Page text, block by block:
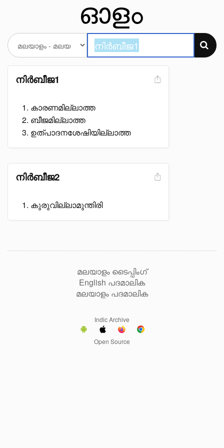
നിർബീജ1
കാരണമില്ലാത്ത
ബീജമില്ലാത്ത
ഉത്പാദനശേഷിയില്ലാത്ത
നിർബീജ2
കുരുവില്ലാമുന്തിരി
മലയാളം ടൈപ്പിംഗ്
English പദമാലിക
മലയാളം പദമാലിക
Indic Archive
Open Source